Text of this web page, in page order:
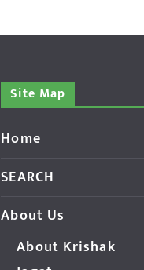
Site Map
Home
SEARCH
About Us
About Krishak